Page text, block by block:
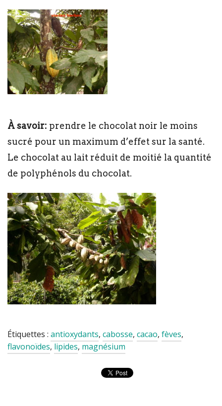
À savoir: prendre le chocolat noir le moins
sucré pour un maximum d’effet sur la santé.
Le chocolat au lait réduit de moitié la quantité
de polyphénols du chocolat.
Étiquettes : antioxydants, cabosse, cacao, fèves,
flavonoïdes, lipides, magnésium